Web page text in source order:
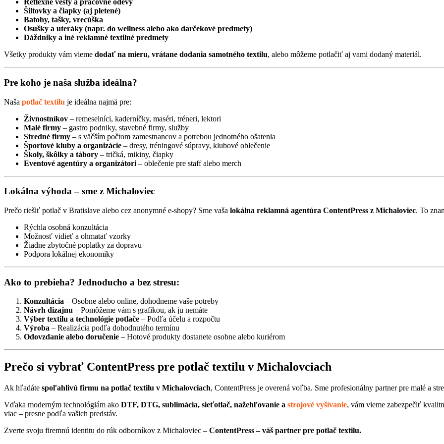
Reflexné vesty a pracovné odevy
Šiltovky a čiapky (aj pletené)
Batohy, tašky, vrecúška
Osušky a uteráky (napr. do wellness alebo ako darčekové predmety)
Dáždniky a iné reklamné textilné predmety
Všetky produkty vám vieme dodať na mieru, vrátane dodania samotného textilu, alebo môžeme potlačiť aj vami dodaný materiál.
Pre koho je naša služba ideálna?
Naša potlač textilu je ideálna najmä pre:
Živnostníkov – remeselníci, kaderníčky, maséri, tréneri, lektori
Malé firmy – gastro podniky, stavebné firmy, služby
Stredné firmy – s väčším počtom zamestnancov a potrebou jednotného ošatenia
Športové kluby a organizácie – dresy, tréningové súpravy, klubové oblečenie
Školy, škôlky a tábory – tričká, mikiny, čiapky
Eventové agentúry a organizátori – oblečenie pre staff alebo merch
Lokálna výhoda – sme z Michaloviec
Prečo riešiť potlač v Bratislave alebo cez anonymné e-shopy? Sme vaša lokálna reklamná agentúra ContentPress z Michaloviec. To
Rýchla osobná konzultácia
Možnosť vidieť a ohmatať vzorky
Žiadne zbytočné poplatky za dopravu
Podpora lokálnej ekonomiky
Ako to prebieha? Jednoducho a bez stresu:
Konzultácia – Osobne alebo online, dohodneme vaše potreby
Návrh dizajnu – Pomôžeme vám s grafikou, ak ju nemáte
Výber textilu a technológie potlače – Podľa účelu a rozpočtu
Výroba – Realizácia podľa dohodnutého termínu
Odovzdanie alebo doručenie – Hotové produkty dostanete osobne alebo kuriérom
Prečo si vybrať ContentPress pre potlač textilu v Michalovciach
Ak hľadáte spoľahlivú firmu na potlač textilu v Michalovciach, ContentPress je overená voľba. Sme profesionálny partner pre malé a
Vďaka moderným technológiám ako DTF, DTG, sublimácia, sieťotlač, nažehľovanie a strojové vyšívanie, vám vieme zabezpečiť
viac – presne podľa vašich predstáv.
Zverte svoju firemnú identitu do rúk odborníkov z Michaloviec – ContentPress – váš partner pre potlač textilu.